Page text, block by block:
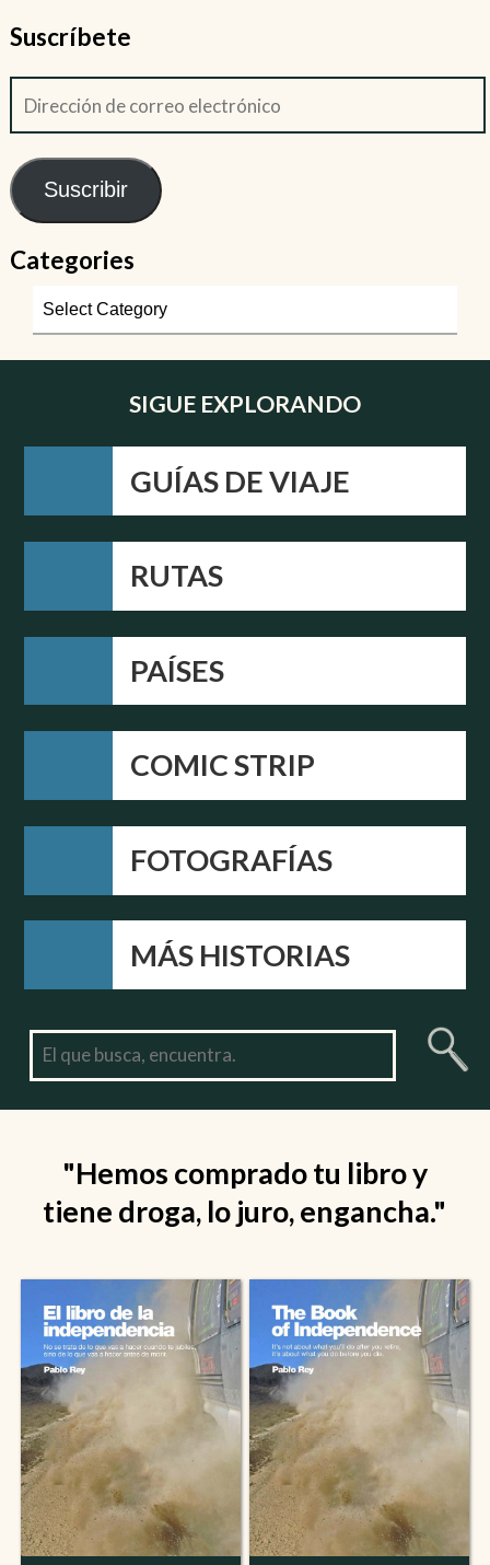
Suscríbete
Suscribir
Categories
SIGUE EXPLORANDO
GUÍAS DE VIAJE
RUTAS
PAÍSES
COMIC STRIP
FOTOGRAFÍAS
MÁS HISTORIAS
"Hemos comprado tu libro y
tiene droga, lo juro, engancha."